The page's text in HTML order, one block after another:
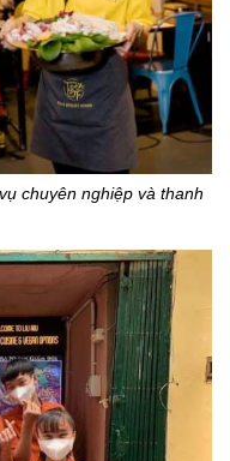
chuyên nghiệp và thanh